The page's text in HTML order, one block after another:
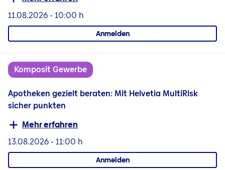
11.08.2026- 10:00 h
Anmelden
Komposit Gewerbe
Apotheken gezielt beraten: Mit Helvetia MultiRisk
sicher punkten
Mehr erfahren
13.08.2026- 11:00 h
Anmelden